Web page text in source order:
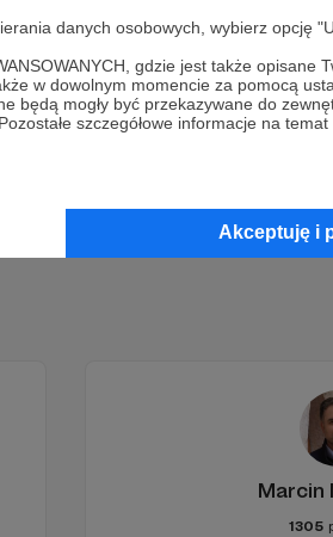
danych osobowych, wybierz opcję
gdzie jest także opisane
w dowolnym momencie za pomocą
będą mogły być przekazywane do
szczegółowe informacje na
Akceptuję i
AutoraDemagogjuż teraz!
Patronem
Marcin
1305